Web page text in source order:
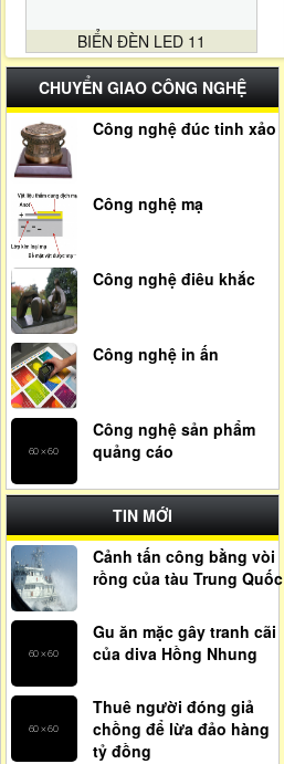
BIỂN ĐÈN LED 11
CHUYỂN GIAO CÔNG NGHỆ
Công nghệ đúc tinh xảo
Công nghệ mạ
Công nghệ điêu khắc
Công nghệ in ấn
Công nghệ sản phẩm
quảng cáo
TIN MỚI
Cảnh tấn công bằng vòi
rồng của tàu Trung Quốc
Gu ăn mặc gây tranh cãi
của diva Hồng Nhung
Thuê người đóng giả
chồng để lừa đảo hàng
tỷ đồng